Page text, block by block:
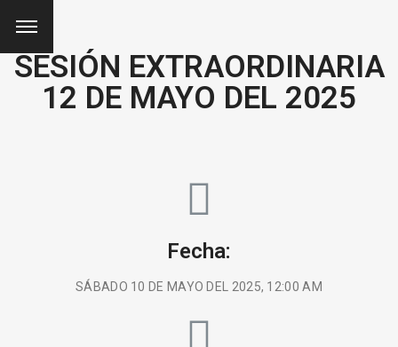
SESIÓN EXTRAORDINARIA
12 DE MAYO DEL 2025
Fecha:
SÁBADO 10 DE MAYO DEL 2025, 12:00 AM